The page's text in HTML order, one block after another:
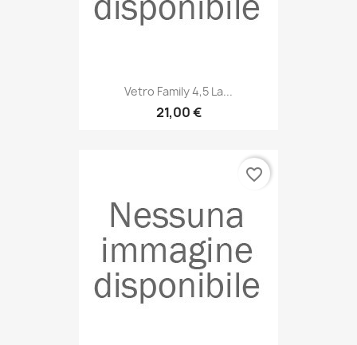
Vetro Family 4,5 La...
21,00 €
favorite_border